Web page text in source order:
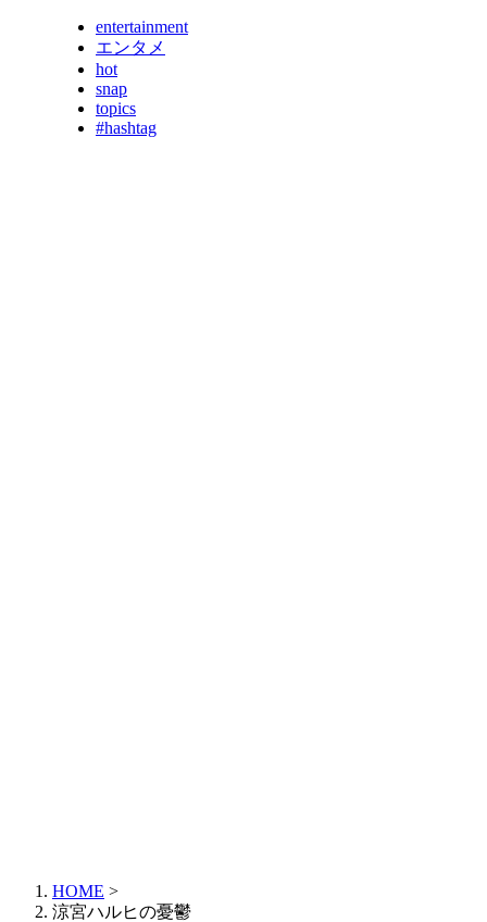
entertainment
エンタメ
hot
snap
topics
#hashtag
HOME >
涼宮ハルヒの憂鬱